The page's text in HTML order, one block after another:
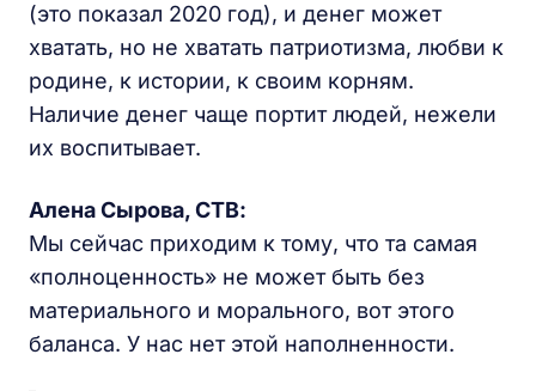
(это показал 2020 год), и денег может
хватать, но не хватать патриотизма, любви к
родине, к истории, к своим корням.
Наличие денег чаще портит людей, нежели
их воспитывает.
Алена Сырова, СТВ:
Мы сейчас приходим к тому, что та самая
«полноценность» не может быть без
материального и морального, вот этого
баланса. У нас нет этой наполненности.